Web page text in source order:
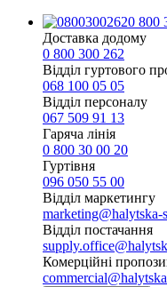
0 800
Доставка додому
0 800 300 262
Відділ гуртового
068 100 05 05​
Відділ персоналу
067 509 91 13
Гаряча лінія
0 800 30 00 20
Гуртівня
096 050 55 00
Відділ маркетингу
marketing@halytska-
Відділ постачання
Комерційні